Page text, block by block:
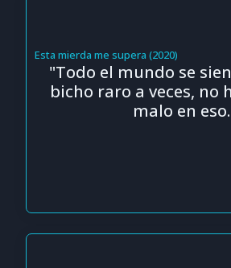
Esta mierda me supera (2020)
"Todo el mundo se
bicho raro a veces, no
malo en